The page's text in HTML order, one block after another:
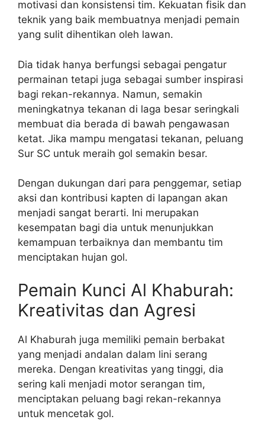
motivasi dan konsistensi tim. Kekuatan fisik dan
teknik yang baik membuatnya menjadi pemain
yang sulit dihentikan oleh lawan.
Dia tidak hanya berfungsi sebagai pengatur
permainan tetapi juga sebagai sumber inspirasi
bagi rekan-rekannya. Namun, semakin
meningkatnya tekanan di laga besar seringkali
membuat dia berada di bawah pengawasan
ketat. Jika mampu mengatasi tekanan, peluang
Sur SC untuk meraih gol semakin besar.
Dengan dukungan dari para penggemar, setiap
aksi dan kontribusi kapten di lapangan akan
menjadi sangat berarti. Ini merupakan
kesempatan bagi dia untuk menunjukkan
kemampuan terbaiknya dan membantu tim
menciptakan hujan gol.
Pemain Kunci Al Khaburah:
Kreativitas dan Agresi
Al Khaburah juga memiliki pemain berbakat
yang menjadi andalan dalam lini serang
mereka. Dengan kreativitas yang tinggi, dia
sering kali menjadi motor serangan tim,
menciptakan peluang bagi rekan-rekannya
untuk mencetak gol.